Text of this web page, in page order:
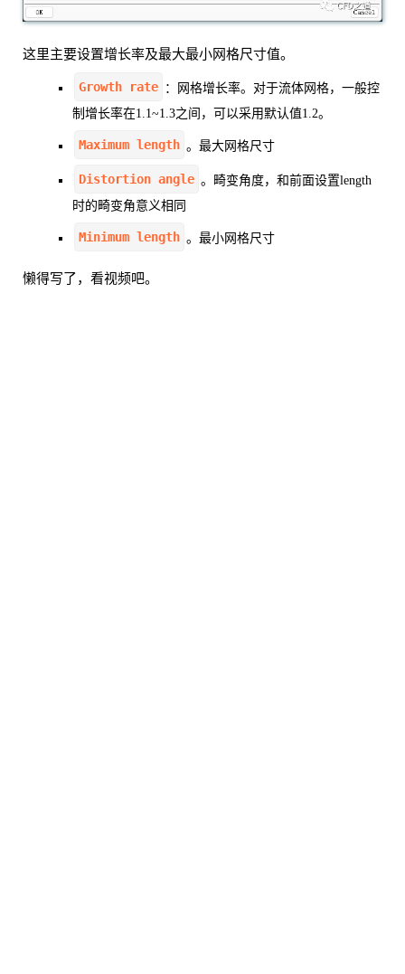
这里主要设置增长率及最大最小网格尺寸值。
Growth rate ：网格增长率。对于流体网格，一般控
制增长率在1.1~1.3之间，可以采用默认值1.2。
Maximum length 。最大网格尺寸
Distortion angle 。畸变角度，和前面设置length
时的畸变角意义相同
Minimum length 。最小网格尺寸
懒得写了，看视频吧。